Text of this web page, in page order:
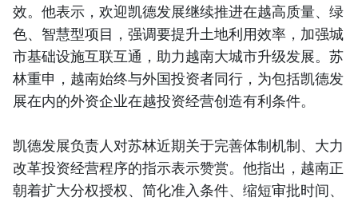
效。他表示，欢迎凯德发展继续推进在越高质量、绿
色、智慧型项目，强调要提升土地利用效率，加强城
市基础设施互联互通，助力越南大城市升级发展。苏
林重申，越南始终与外国投资者同行，为包括凯德发
展在内的外资企业在越投资经营创造有利条件。
凯德发展负责人对苏林近期关于完善体制机制、大力
改革投资经营程序的指示表示赞赏。他指出，越南正
朝着扩大分权授权、简化准入条件、缩短审批时间、